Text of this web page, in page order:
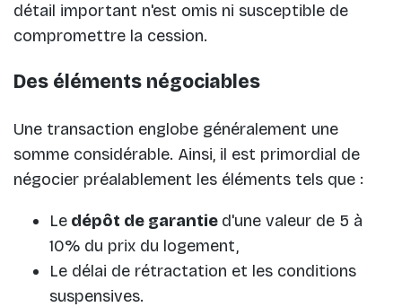
détail important n'est omis ni susceptible de
compromettre la cession.
Des éléments négociables
Une transaction englobe généralement une
somme considérable. Ainsi, il est primordial de
négocier préalablement les éléments tels que :
Le dépôt de garantie d'une valeur de 5 à
10% du prix du logement,
Le délai de rétractation et les conditions
suspensives.